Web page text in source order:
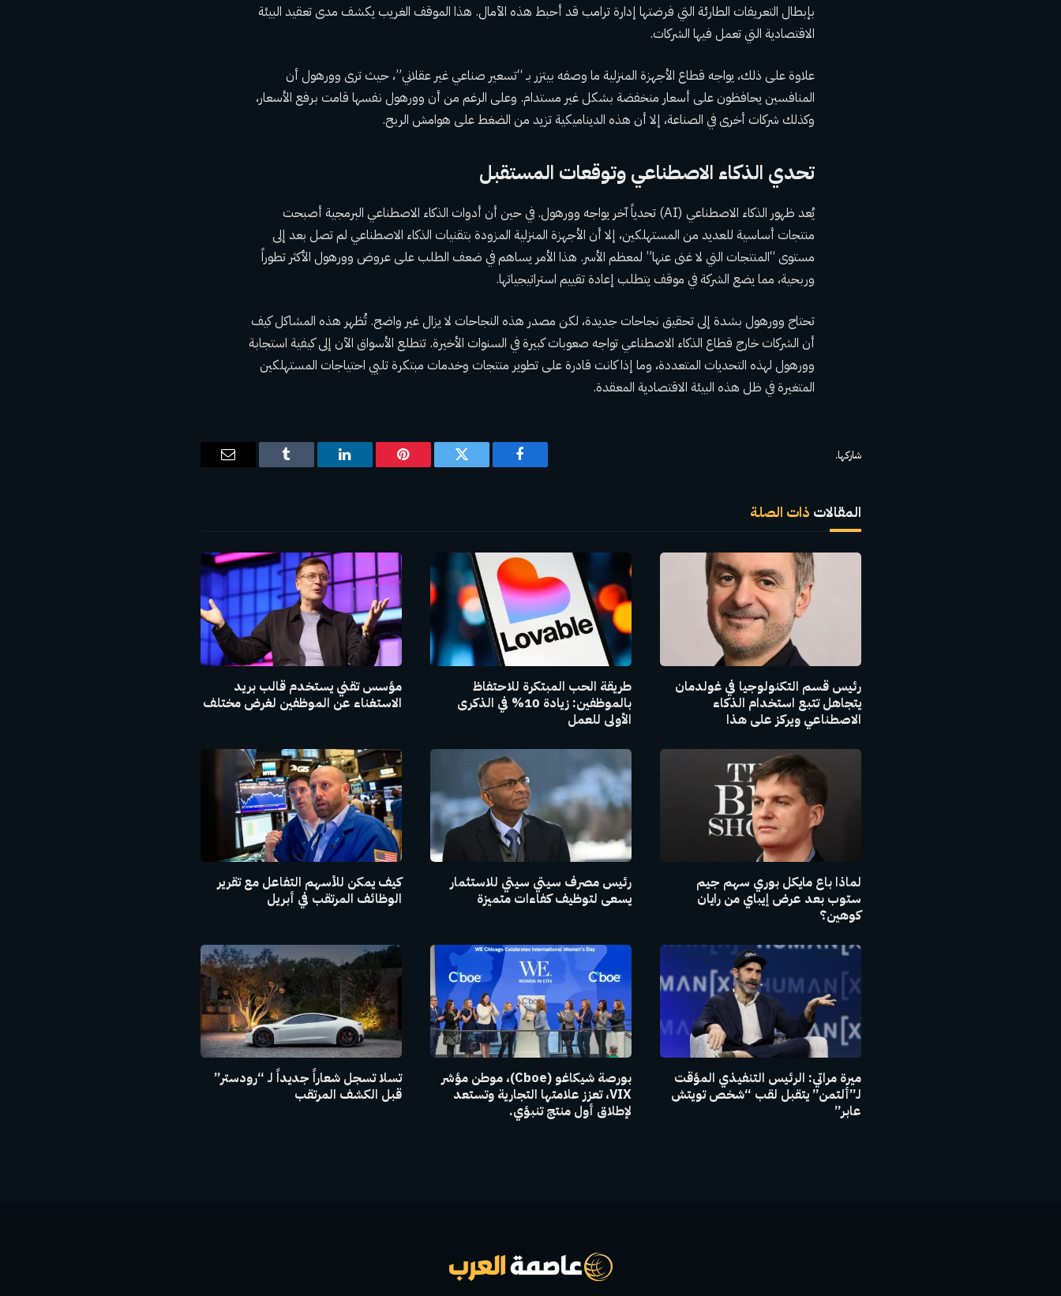
بإبطال التعريفات الطارئة التي فرضتها إدارة ترامب قد أحبط هذه الآمال. هذا الموقف الغريب يكشف مدى تعقيد البيئة
الاقتصادية التي تعمل فيها الشركات.
علاوة على ذلك، يواجه قطاع الأجهزة المنزلية ما وصفه بيتزر بـ “تسعير صناعي غير عقلاني”، حيث ترى وورهول أن
المنافسين يحافظون على أسعار منخفضة بشكل غير مستدام. وعلى الرغم من أن وورهول نفسها قامت برفع الأسعار،
وكذلك شركات أخرى في الصناعة، إلا أن هذه الديناميكية تزيد من الضغط على هوامش الربح.
تحدي الذكاء الاصطناعي وتوقعات المستقبل
يُعد ظهور الذكاء الاصطناعي (AI) تحدياً آخر يواجه وورهول. في حين أن أدوات الذكاء الاصطناعي البرمجية أصبحت
منتجات أساسية للعديد من المستهلكين، إلا أن الأجهزة المنزلية المزودة بتقنيات الذكاء الاصطناعي لم تصل بعد إلى
مستوى “المنتجات التي لا غنى عنها” لمعظم الأسر. هذا الأمر يساهم في ضعف الطلب على عروض وورهول الأكثر تطوراً
وربحية، مما يضع الشركة في موقف يتطلب إعادة تقييم استراتيجياتها.
تحتاج وورهول بشدة إلى تحقيق نجاحات جديدة، لكن مصدر هذه النجاحات لا يزال غير واضح. تُظهر هذه المشاكل كيف
أن الشركات خارج قطاع الذكاء الاصطناعي تواجه صعوبات كبيرة في السنوات الأخيرة. تتطلع الأسواق الآن إلى كيفية استجابة
وورهول لهذه التحديات المتعددة، وما إذا كانت قادرة على تطوير منتجات وخدمات مبتكرة تلبي احتياجات المستهلكين
المتغيرة في ظل هذه البيئة الاقتصادية المعقدة.
شاركها.
فيسبوك تويتر بينتيريستلينكدإن Tumblr
البريد
المقالات ذات الصلة
رئيس قسم التكنولوجيا في غولدمان
يتجاهل تتبع استخدام الذكاء
الاصطناعي ويركز على هذا
طريقة الحب المبتكرة للاحتفاظ
بالموظفين: زيادة 10% في الذكرى
الأولى للعمل
مؤسس تقني يستخدم قالب بريد
الاستغناء عن الموظفين لغرض مختلف
لماذا باع مايكل بوري سهم جيم
ستوب بعد عرض إيباي من رايان
كوهين؟
رئيس مصرف سيتي سيتي للاستثمار
يسعى لتوظيف كفاءات متميزة
كيف يمكن للأسهم التفاعل مع تقرير
الوظائف المرتقب في أبريل
ميرة مراتي: الرئيس التنفيذي المؤقت
لـ”ألتمن” يتقبل لقب “شخص تويتش
عابر”
بورصة شيكاغو (Cboe)، موطن مؤشر
VIX، تعزز علامتها التجارية وتستعد
لإطلاق أول منتج تنبؤي.
تسلا تسجل شعاراً جديداً لـ “رودستر”
قبل الكشف المرتقب